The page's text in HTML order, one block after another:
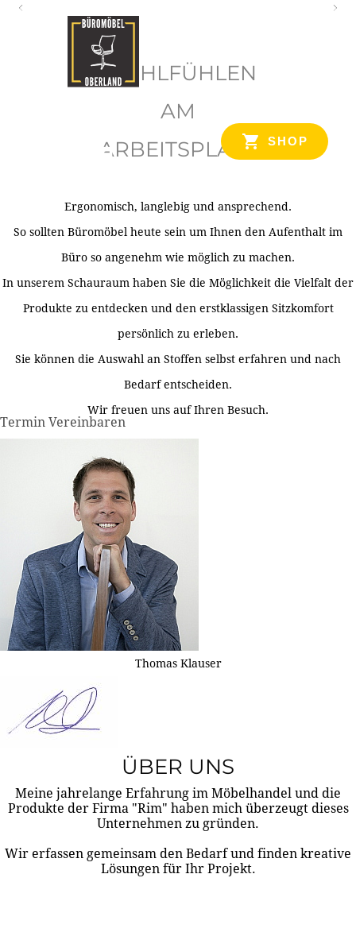
SHOP
WOHLFÜHLEN
AM
ARBEITSPLATZ
Ergonomisch, langlebig und ansprechend.
So sollten Büromöbel heute sein um Ihnen den Aufenthalt im
Büro so angenehm wie möglich zu machen.
In unserem Schauraum haben Sie die Möglichkeit die Vielfalt der
Produkte zu entdecken und den erstklassigen Sitzkomfort
persönlich zu erleben.
Sie können die Auswahl an Stoffen selbst erfahren und nach
Bedarf entscheiden.
Wir freuen uns auf Ihren Besuch.
Termin Vereinbaren
Thomas Klauser
ÜBER UNS
Meine jahrelange Erfahrung im Möbelhandel und die
Produkte der Firma "Rim" haben mich überzeugt dieses
Unternehmen zu gründen.
Wir erfassen gemeinsam den Bedarf und finden kreative
Lösungen für Ihr Projekt.